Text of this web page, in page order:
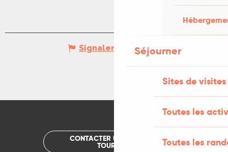
Séjourner
Sites de visites
Toutes les
Toutes les
Signaler une erreur
CONTACTER UN OFFICE DE
TOURISME